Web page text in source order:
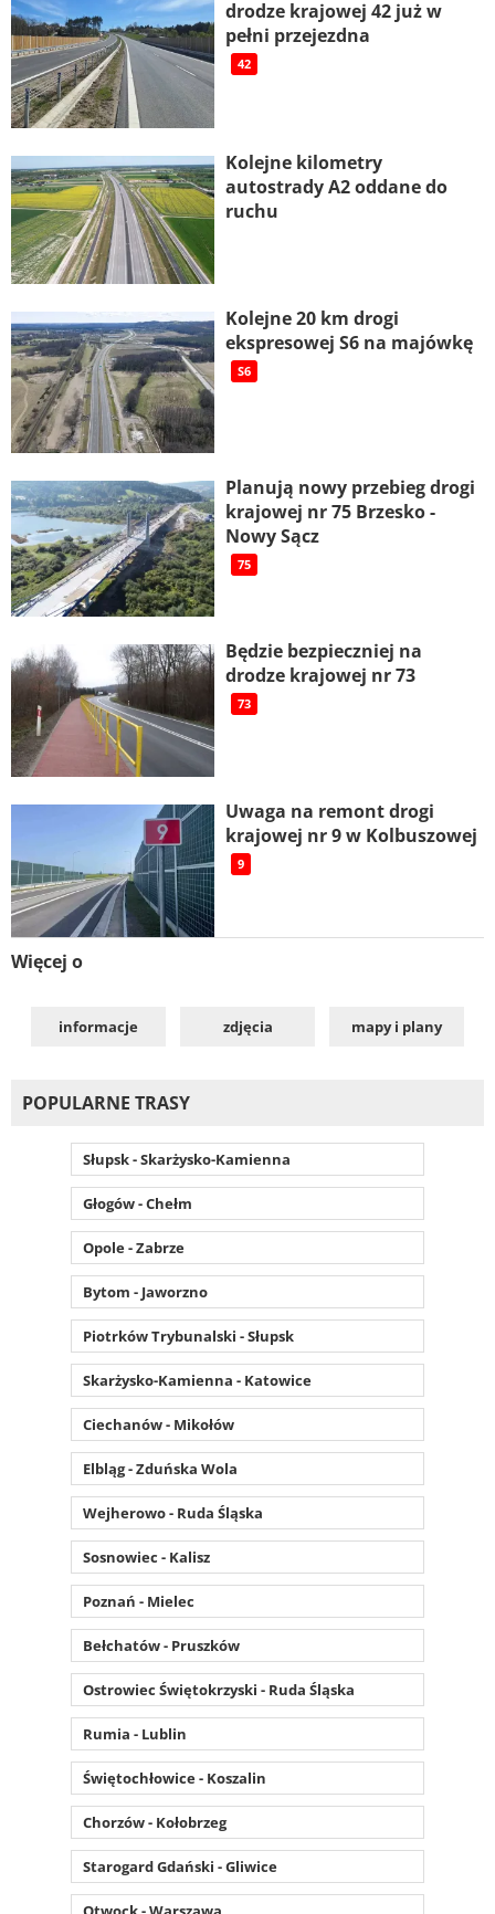
drodze krajowej 42 już w
pełni przejezdna
42
Kolejne kilometry
autostrady A2 oddane do
ruchu
Kolejne 20 km drogi
ekspresowej S6 na majówkę
S6
Planują nowy przebieg drogi
krajowej nr 75 Brzesko -
Nowy Sącz
75
Będzie bezpieczniej na
drodze krajowej nr 73
73
Uwaga na remont drogi
krajowej nr 9 w Kolbuszowej
9
Więcej o
informacje zdjęcia mapy i plany
POPULARNE TRASY
Słupsk - Skarżysko-Kamienna
Głogów - Chełm
Opole - Zabrze
Bytom - Jaworzno
Piotrków Trybunalski - Słupsk
Skarżysko-Kamienna - Katowice
Ciechanów - Mikołów
Elbląg - Zduńska Wola
Wejherowo - Ruda Śląska
Sosnowiec - Kalisz
Poznań - Mielec
Bełchatów - Pruszków
Ostrowiec Świętokrzyski - Ruda Śląska
Rumia - Lublin
Świętochłowice - Koszalin
Chorzów - Kołobrzeg
Starogard Gdański - Gliwice